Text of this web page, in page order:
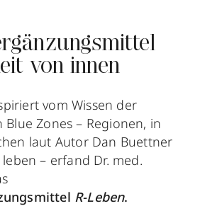
von innen
vom Wissen der
Zones – Regionen, in
laut Autor Dan Buettner
– erfand Dr. med.
R-Leben.